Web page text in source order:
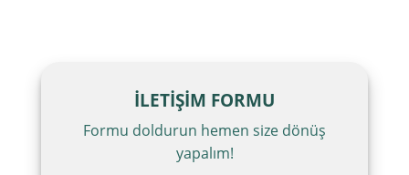
İLETİŞİM FORMU
Formu doldurun hemen size dönüş
yapalım!